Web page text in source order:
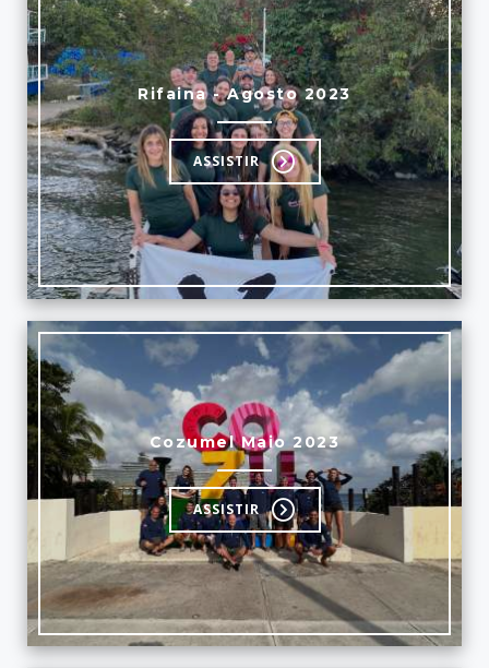
Rifaina - Agosto 2023
ASSISTIR
Cozumel Maio 2023
ASSISTIR